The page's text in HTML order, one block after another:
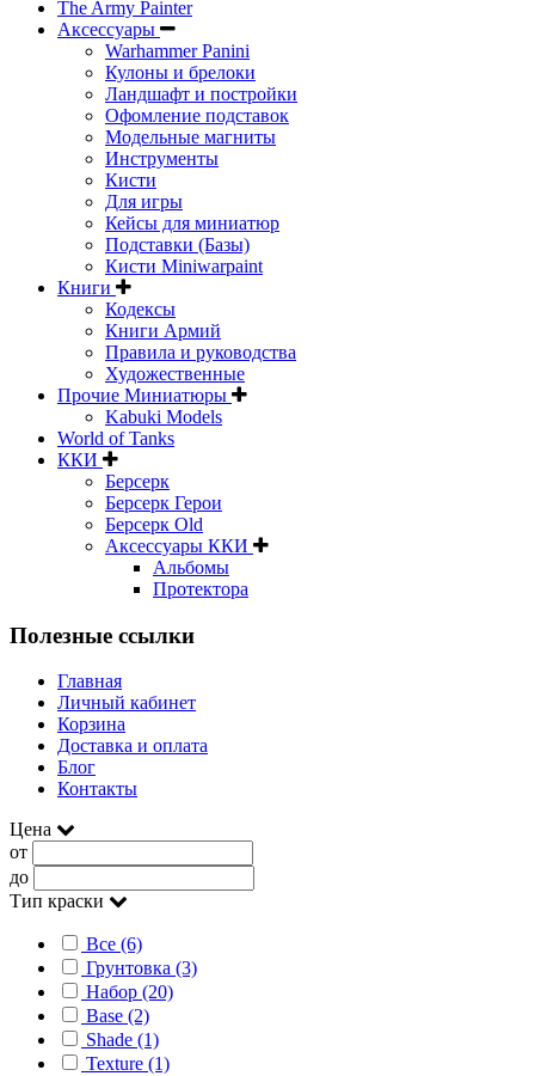
The Army Painter
Аксессуары
Warhammer Panini
Кулоны и брелоки
Ландшафт и постройки
Офомление подставок
Модельные магниты
Инструменты
Кисти
Для игры
Кейсы для миниатюр
Подставки (Базы)
Кисти Miniwarpaint
Книги
Кодексы
Книги Армий
Правила и руководства
Художественные
Прочие Миниатюры
Kabuki Models
World of Tanks
ККИ
Берсерк
Берсерк Герои
Берсерк Old
Аксессуары ККИ
Альбомы
Протектора
Полезные ссылки
Главная
Личный кабинет
Корзина
Доставка и оплата
Блог
Контакты
Цена
от
до
Тип краски
Все (6)
Грунтовка (3)
Набор (20)
Base (2)
Shade (1)
Texture (1)